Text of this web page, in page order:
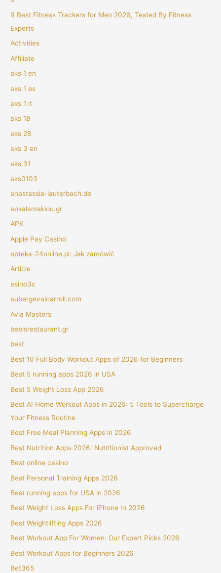
9 Best Fitness Trackers for Men 2026, Tested By Fitness
Experts
Activities
Affiliate
aks 1 en
aks 1 es
aks 1 it
aks 18
aks 28
aks 3 en
aks 31
aks0103
anastassia-lauterbach.de
aokalamakiou.gr
APK
Apple Pay Casino
apteka-24online.pl: Jak zamówić
Article
asino3c
aubergevalcarroll.com
Avia Masters
bebisrestaurant.gr
best
Best 10 Full Body Workout Apps of 2026 for Beginners
Best 5 running apps 2026 in USA
Best 5 Weight Loss App 2026
Best AI Home Workout Apps in 2026: 5 Tools to Supercharge
Your Fitness Routine
Best Free Meal Planning Apps in 2026
Best Nutrition Apps 2026: Nutritionist Approved
Best online casino
Best Personal Training Apps 2026
Best running apps for USA in 2026
Best Weight Loss Apps For iPhone In 2026
Best Weightlifting Apps 2026
Best Workout App For Women: Our Expert Picks 2026
Best Workout Apps for Beginners 2026
Bet365